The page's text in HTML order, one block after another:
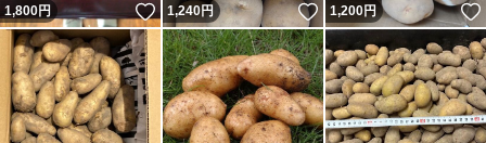
1,800円 いいね！
1,240円 いいね！
1,200円